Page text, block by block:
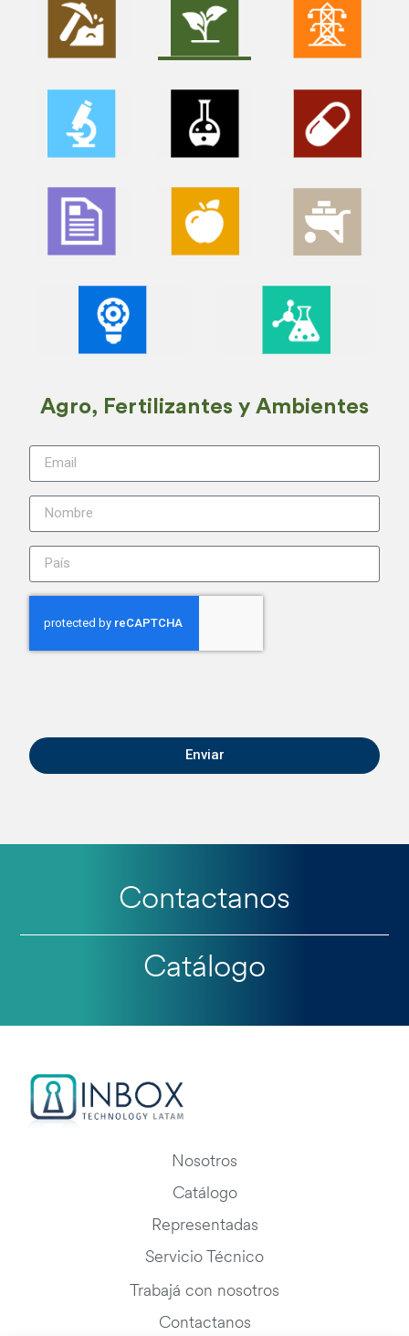
Agro, Fertilizantes y Ambientes
Enviar
Contactanos
Catálogo
Nosotros
Catálogo
Representadas
Servicio Técnico
Trabajá con nosotros
Contactanos